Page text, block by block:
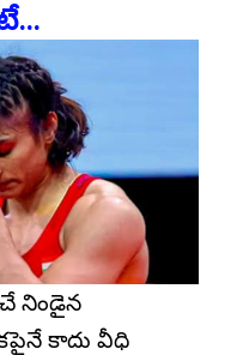
నిండైన
కాదు వీధి